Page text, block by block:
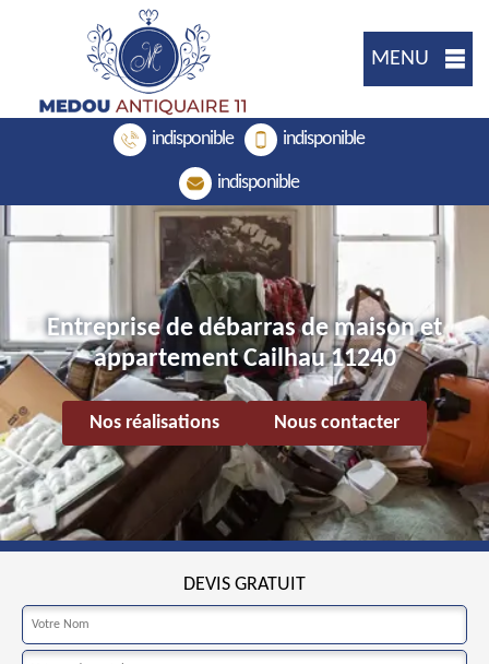
MENU
indisponible indisponible
indisponible
Entreprise de débarras de maison et
appartement Cailhau 11240
Nos réalisations Nous contacter
DEVIS GRATUIT